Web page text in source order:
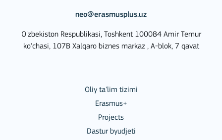
neo@erasmusplus.uz
O'zbekiston Respublikasi, Toshkent 100084 Amir Temur
ko'chasi, 107B Xalqaro biznes markaz , A-blok, 7 qavat
Oliy ta'lim tizimi
Erasmus+
Projects
Dastur byudjeti